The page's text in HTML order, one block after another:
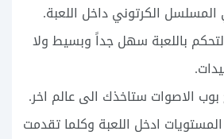
الكرتوني داخل اللعبة.
باللعبة سهل جداً وبسيط ولا
الاصوات ستاخذك الى عالم اخر.
ادخل اللعبة وكلما تقدمت